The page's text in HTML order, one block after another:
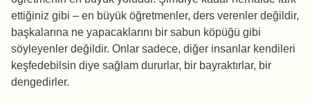
ettiğiniz gibi – en büyük öğretmenler, ders verenler değildir,
başkalarına ne yapacaklarını bir sabun köpüğü gibi
söyleyenler değildir. Onlar sadece, diğer insanlar kendileri
keşfedebilsin diye sağlam dururlar, bir bayraktırlar, bir
dengedirler.